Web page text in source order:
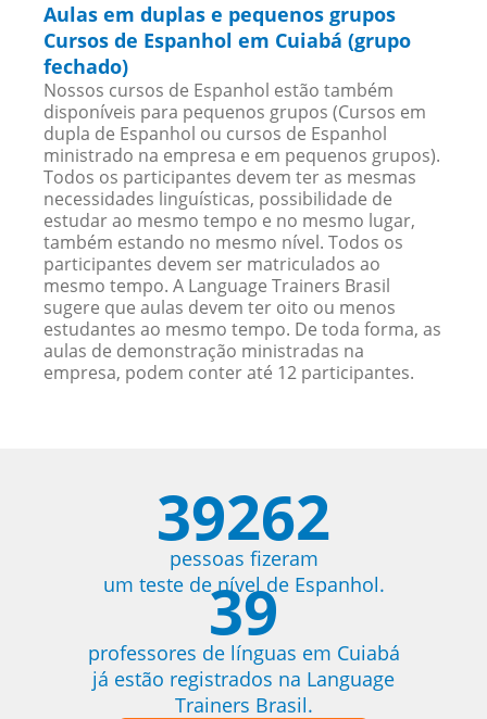
Aulas em duplas e pequenos grupos
Cursos de Espanhol em Cuiabá (grupo
fechado)
Nossos cursos de Espanhol estão também
disponíveis para pequenos grupos (Cursos em
dupla de Espanhol ou cursos de Espanhol
ministrado na empresa e em pequenos grupos).
Todos os participantes devem ter as mesmas
necessidades linguísticas, possibilidade de
estudar ao mesmo tempo e no mesmo lugar,
também estando no mesmo nível. Todos os
participantes devem ser matriculados ao
mesmo tempo. A Language Trainers Brasil
sugere que aulas devem ter oito ou menos
estudantes ao mesmo tempo. De toda forma, as
aulas de demonstração ministradas na
empresa, podem conter até 12 participantes.
39262
pessoas fizeram
um teste de nível de Espanhol.
39
professores de línguas em Cuiabá
já estão registrados na Language
Trainers Brasil.